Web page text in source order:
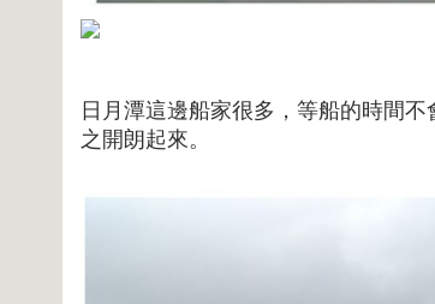
日月潭這邊船家很多，等船的時間
之開朗起來。